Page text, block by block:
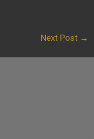
Next Post →